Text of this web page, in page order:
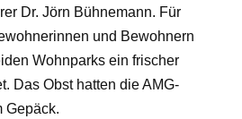
Dr. Jörn Bühnemann. Für
und Bewohnern
Wohnparks ein frischer
Das Obst hatten die AMG-
Gepäck.